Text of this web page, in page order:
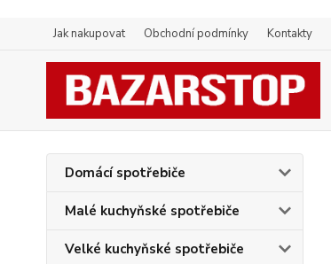
Jak nakupovat Obchodní podmínky Kontakty
Domácí spotřebiče
Malé kuchyňské spotřebiče
Velké kuchyňské spotřebiče